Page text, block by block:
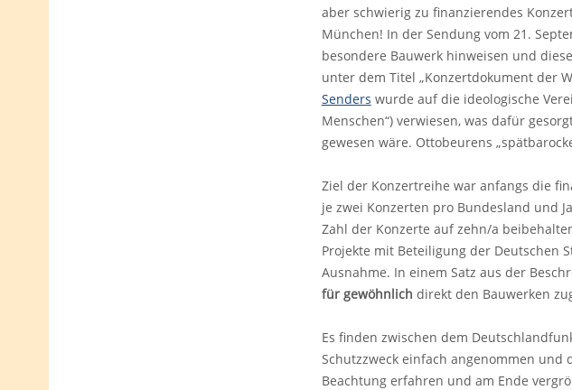
aber schwierig zu finanzierendes
München! In der Sendung vom 21.
besondere Bauwerk hinweisen und
unter dem Titel „Konzertdokument der
Senders wurde auf die ideologische
Menschen“) verwiesen, was dafür
gewesen wäre. Ottobeurens
Ziel der Konzertreihe war anfangs die
je zwei Konzerten pro Bundesland und
Zahl der Konzerte auf zehn/a
Projekte mit Beteiligung der Deutschen
Ausnahme. In einem Satz aus der
für gewöhnlich direkt den Bauwerken
Es finden zwischen dem
Schutzzweck einfach angenommen
Beachtung erfahren und am Ende